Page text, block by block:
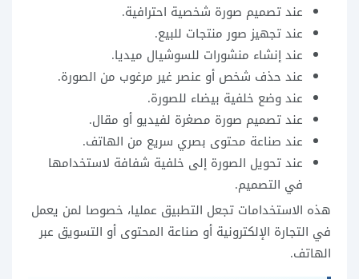
عند تصميم صورة شخصية احترافية.
عند تجهيز صور منتجات للبيع.
عند إنشاء منشورات للسوشيال ميديا.
عند حذف شخص أو عنصر غير مرغوب من الصورة.
عند وضع خلفية بيضاء للصورة.
عند تصميم صورة مصغرة لفيديو أو مقال.
عند صناعة محتوى بصري سريع من الهاتف.
عند تحويل الصورة إلى خلفية شفافة لاستخدامها
في التصميم.
هذه الاستخدامات تجعل التطبيق عمليا، خصوصا لمن يعمل
في التجارة الإلكترونية أو صناعة المحتوى أو التسويق عبر
الهاتف.